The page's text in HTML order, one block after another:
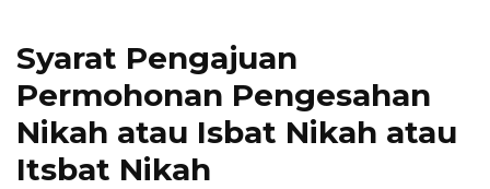
Syarat Pengajuan
Permohonan Pengesahan
Nikah atau Isbat Nikah atau
Itsbat Nikah